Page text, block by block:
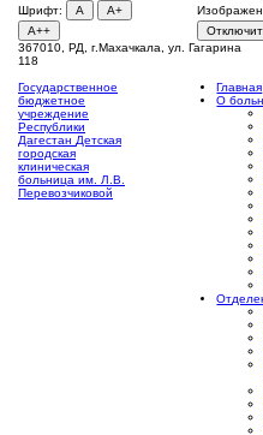
Шрифт: A
A+
A++
367010, РД, г.Махачкала, ул. Гагарина
118
Государственное
бюджетное
учреждение
Республики
Дагестан Детская
городская
клиническая
больница им. Л.В.
Перевозчиковой
Главная
О